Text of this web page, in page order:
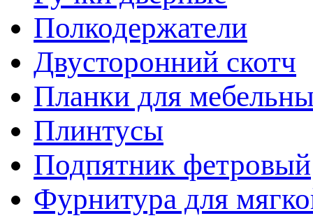
Полкодержатели
Двусторонний скотч
Планки для
Плинтусы
Подпятник фетровый
Фурнитура для